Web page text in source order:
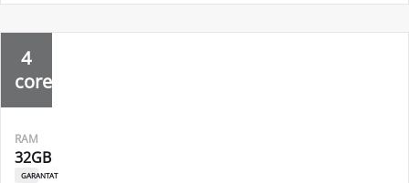
4
core
RAM
32GB
garantat